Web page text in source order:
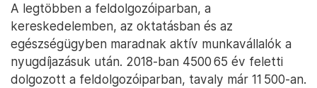
A legtöbben a feldolgozóiparban, a
kereskedelemben, az oktatásban és az
egészségügyben maradnak aktív munkavállalók a
nyugdíjazásuk után. 2018-ban 4500 65 év feletti
dolgozott a feldolgozóiparban, tavaly már 11 500-an.